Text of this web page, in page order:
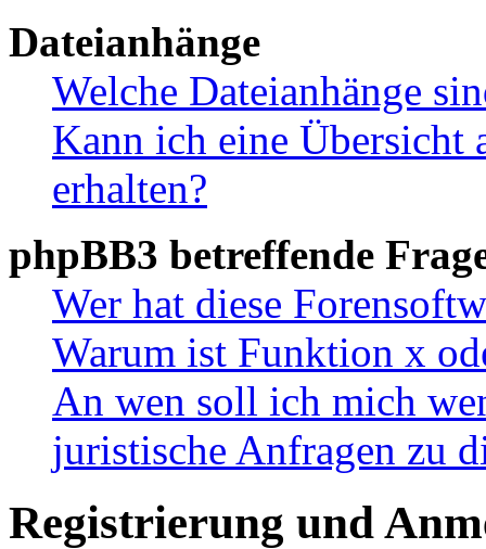
Dateianhänge
Welche Dateianhänge
Kann ich eine Übersicht
erhalten?
phpBB3 betreffende
Wer hat diese
Warum ist Funktion x
An wen soll ich mich
juristische Anfragen zu
Registrierung und